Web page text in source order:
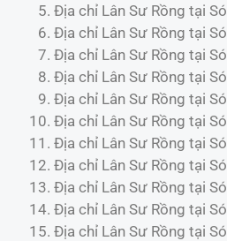
Địa chỉ Lân Sư Rồng tại
Địa chỉ Lân Sư Rồng tại
Địa chỉ Lân Sư Rồng tại
Địa chỉ Lân Sư Rồng tại
Địa chỉ Lân Sư Rồng tại
Địa chỉ Lân Sư Rồng tại
Địa chỉ Lân Sư Rồng tại
Địa chỉ Lân Sư Rồng tại
Địa chỉ Lân Sư Rồng tại
Địa chỉ Lân Sư Rồng tại
Địa chỉ Lân Sư Rồng tại